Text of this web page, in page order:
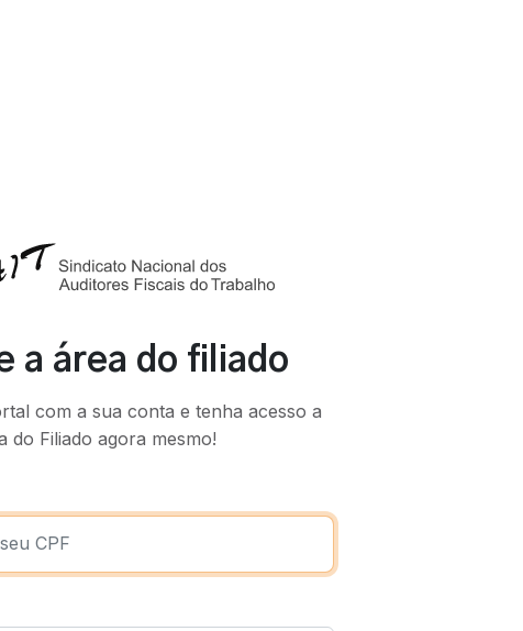
a área do filiado
com a sua conta e tenha acesso a
do Filiado agora mesmo!